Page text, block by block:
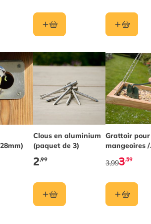
Clous en aluminium
(paquet de 3)
2,99
Grattoir pour
mangeoires /
nichoirs
3,59
3,99